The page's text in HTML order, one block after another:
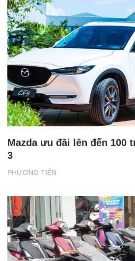
PHƯƠNG TIỆN
Mazda ưu đãi lên đến 100
3